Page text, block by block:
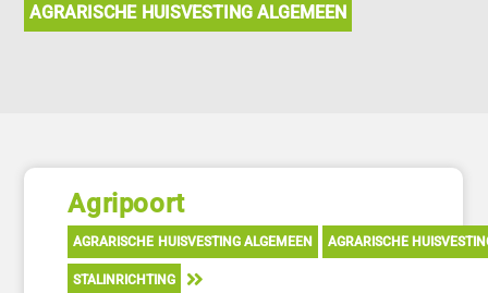
AGRARISCHE HUISVESTING ALGEMEEN
Agripoort
AGRARISCHE HUISVESTING ALGEMEEN AGRARISCHE
STALINRICHTING